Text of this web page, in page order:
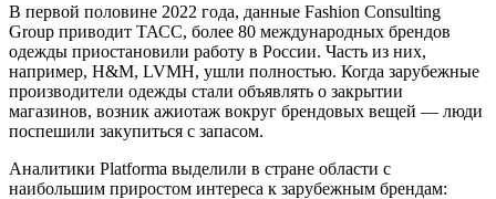
В первой половине 2022 года, данные Fashion Consulting
Group приводит ТАСС, более 80 международных брендов
одежды приостановили работу в России. Часть из них,
например, H&M, LVMH, ушли полностью. Когда зарубежные
производители одежды стали объявлять о закрытии
магазинов, возник ажиотаж вокруг брендовых вещей — люди
поспешили закупиться с запасом.
Аналитики Platforma выделили в стране области с
наибольшим приростом интереса к зарубежным брендам: